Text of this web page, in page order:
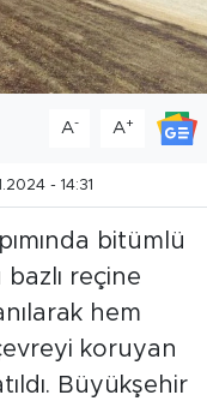
A- A+
- 14:31
bitümlü
reçine
hem
koruyan
Büyükşehir